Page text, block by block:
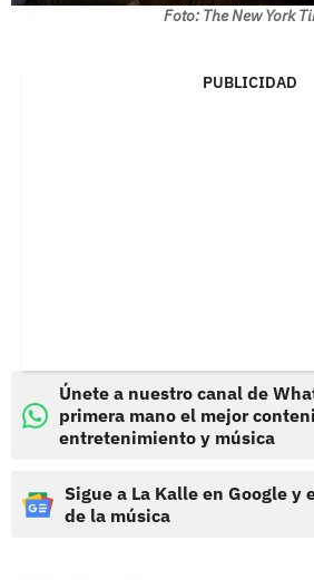
Foto: The New York
PUBLICIDAD
Únete a nuestro canal de
primera mano el mejor
entretenimiento y música
Sigue a La Kalle en Google y
de la música